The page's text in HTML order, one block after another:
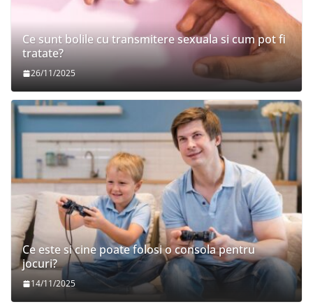
Ce sunt bolile cu transmitere sexuala si cum pot fi
tratate?
26/11/2025
Ce este si cine poate folosi o consola pentru
jocuri?
14/11/2025